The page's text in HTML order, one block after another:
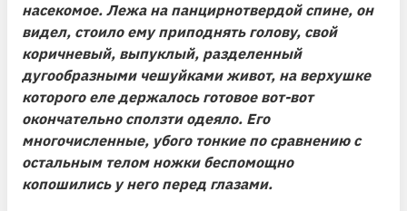
насекомое. Лежа на панцирнотвердой спине, он
видел, стоило ему приподнять голову, свой
коричневый, выпуклый, разделенный
дугообразными чешуйками живот, на верхушке
которого еле держалось готовое вот-вот
окончательно сползти одеяло. Его
многочисленные, убого тонкие по сравнению с
остальным телом ножки беспомощно
копошились у него перед глазами.